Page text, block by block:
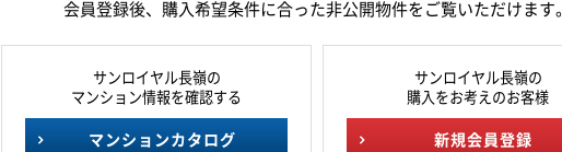
会員登録後、購入希望条件に合った非公開物件をご覧いただけます
サンロイヤル長嶺の
マンション情報を確認する
マンションカタログ
サンロイヤル長嶺の
購入をお考えのお客様
新規会員登録